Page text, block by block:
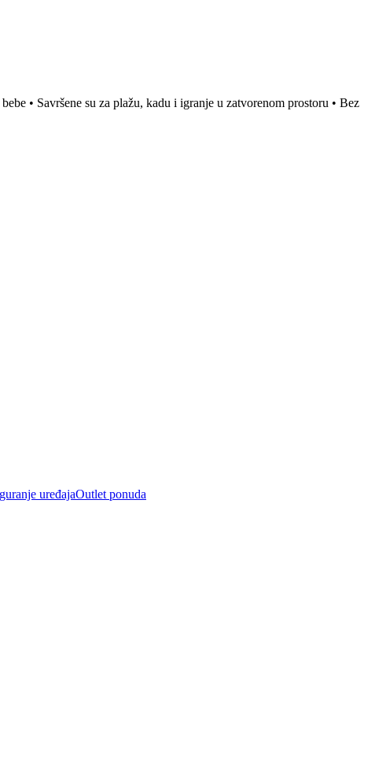
• Savršene su za plažu, kadu i igranje u zatvorenom prostoru • Bez
uređajaOutlet ponuda